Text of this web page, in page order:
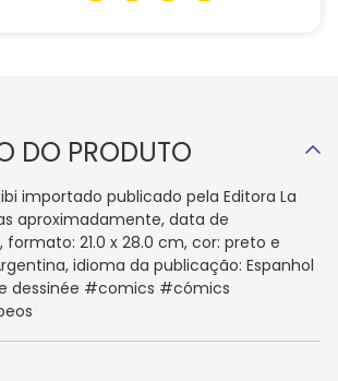
DO PRODUTO
importado publicado pela Editora La
aproximadamente, data de
formato: 21.0 x 28.0 cm, cor: preto e
idioma da publicação: Espanhol
dessinée #comics #cómics